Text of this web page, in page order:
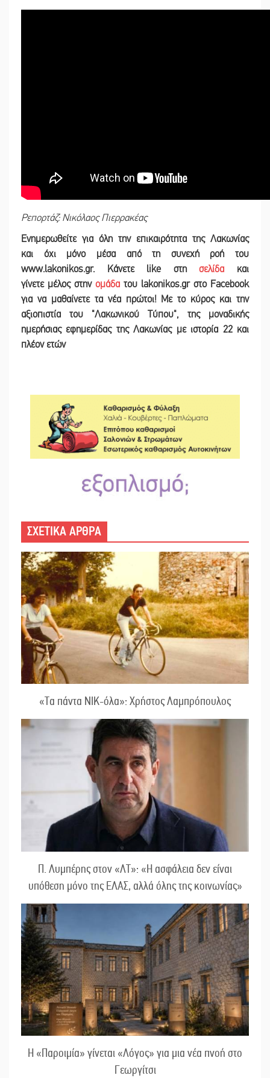
Ρεπορτάζ: Νικόλαος Πιερρακέας
Ενημερωθείτε για όλη την επικαιρότητα της Λακωνίας
και όχι μόνο μέσα από τη συνεχή ροή του
www.lakonikos.gr. Κάνετε like στησελίδα και
γίνετε μέλος στην ομάδα του lakonikos.gr στο Facebook
για να μαθαίνετε τα νέα πρώτοι! Με το κύρος και την
αξιοπιστία του "Λακωνικού Τύπου", της μοναδικής
ημερήσιας εφημερίδας της Λακωνίας με ιστορία 22 και
πλέον ετών
ΣΧΕΤΙΚΑ ΑΡΘΡΑ
«Τα πάντα ΝΙΚ-όλα»: Χρήστος Λαμπρόπουλος
Π. Λυμπέρης στον «ΛΤ»: «Η ασφάλεια δεν είναι
υπόθεση μόνο της ΕΛΑΣ, αλλά όλης της κοινωνίας»
Η «Παροιμία» γίνεται «Λόγος» για μια νέα πνοή στο
Γεωργίτσι